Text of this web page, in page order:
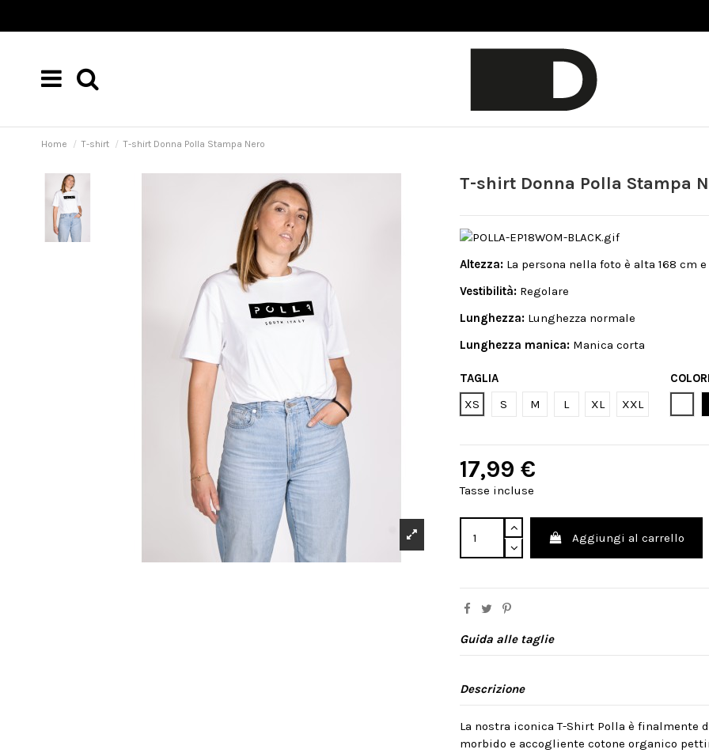
Home T-shirt T-shirt Donna Polla Stampa Nero
T-shirt Donna Polla Stampa
Altezza: La persona nella foto è alta 168 cm
Vestibilità: Regolare
Lunghezza: Lunghezza normale
Lunghezza manica: Manica corta
TAGLIA
XS
S M L XL XXL
17,99 €
Tasse incluse
Aggiungi al carrello
Guida alle taglie
Descrizione
La nostra iconica T-Shirt Polla è
morbido e accogliente cotone organico